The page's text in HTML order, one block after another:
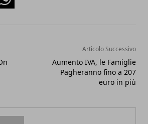
Articolo Successivo
Aumento IVA, le Famiglie
Pagheranno fino a 207
euro in più